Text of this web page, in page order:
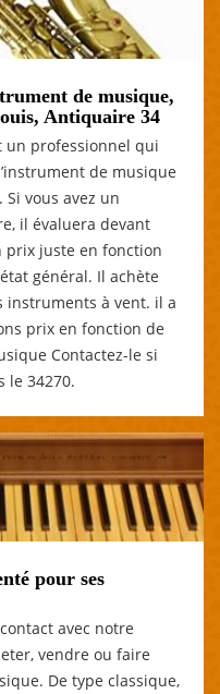
de musique,
Antiquaire 34
un professionnel qui
de musique
vous avez un
il évaluera devant
prix juste en fonction
général. Il achète
instruments à vent. il a
prix en fonction de
Contactez-le si
le 34270.
pour ses
avec notre
vendre ou faire
De type classique,